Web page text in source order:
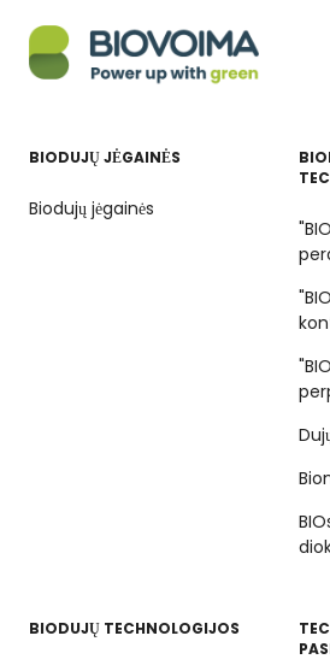
BIODUJŲ JĖGAINĖS
Biodujų jėgainės
BIODUJŲ TECHNOLOGIJOS